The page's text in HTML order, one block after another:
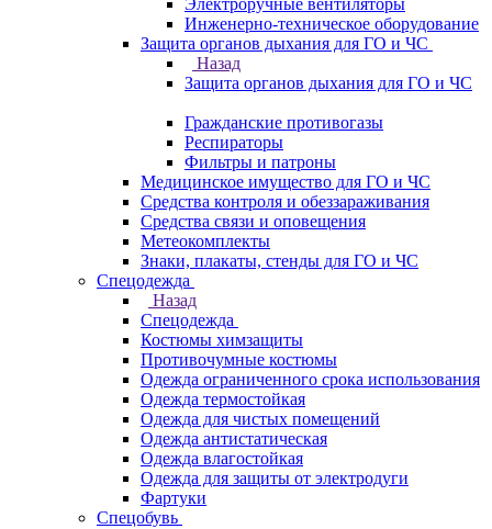
Электроручные вентиляторы
Инженерно-техническое оборудование
Защита органов дыхания для ГО и ЧС
Назад
Защита органов дыхания для ГО и ЧС
Гражданские противогазы
Респираторы
Фильтры и патроны
Медицинское имущество для ГО и ЧС
Средства контроля и обеззараживания
Средства связи и оповещения
Метеокомплекты
Знаки, плакаты, стенды для ГО и ЧС
Спецодежда
Назад
Спецодежда
Костюмы химзащиты
Противочумные костюмы
Одежда ограниченного срока использования
Одежда термостойкая
Одежда для чистых помещений
Одежда антистатическая
Одежда влагостойкая
Одежда для защиты от электродуги
Фартуки
Спецобувь